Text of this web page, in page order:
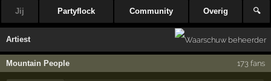
Jij Partyflock Community Overig 🔍
Artiest
Mountain People 173 fans